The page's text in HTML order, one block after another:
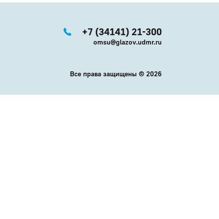
+7 (34141) 21-300
omsu@glazov.udmr.ru
Все права защищены © 2026